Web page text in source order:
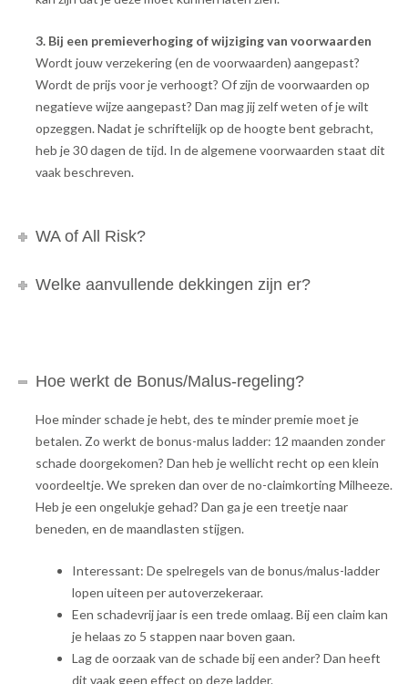
3. Bij een premieverhoging of wijziging van voorwaarden
Wordt jouw verzekering (en de voorwaarden) aangepast?
Wordt de prijs voor je verhoogt? Of zijn de voorwaarden op
negatieve wijze aangepast? Dan mag jij zelf weten of je wilt
opzeggen. Nadat je schriftelijk op de hoogte bent gebracht,
heb je 30 dagen de tijd. In de algemene voorwaarden staat dit
vaak beschreven.
WA of All Risk?
Welke aanvullende dekkingen zijn er?
Hoe werkt de Bonus/Malus-regeling?
Hoe minder schade je hebt, des te minder premie moet je
betalen. Zo werkt de bonus-malus ladder: 12 maanden zonder
schade doorgekomen? Dan heb je wellicht recht op een klein
voordeeltje. We spreken dan over de no-claimkorting Milheeze.
Heb je een ongelukje gehad? Dan ga je een treetje naar
beneden, en de maandlasten stijgen.
Interessant: De spelregels van de bonus/malus-ladder
lopen uiteen per autoverzekeraar.
Een schadevrij jaar is een trede omlaag. Bij een claim kan
je helaas zo 5 stappen naar boven gaan.
Lag de oorzaak van de schade bij een ander? Dan heeft
dit vaak geen effect op deze ladder.